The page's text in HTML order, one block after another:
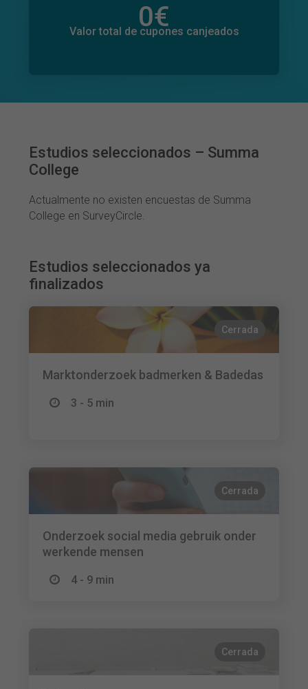
0€
Valor total de cupones canjeados
0€
Valor total de donaciones
Estudios seleccionados – Summa
College
Actualmente no existen encuestas de Summa
College en SurveyCircle.
Estudios seleccionados ya
finalizados
Cerrada
Marktonderzoek badmerken & Badedas
3 - 5 min
Cerrada
Onderzoek social media gebruik onder
werkende mensen
4 - 9 min
Cerrada